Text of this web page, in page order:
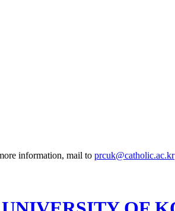
information, mail to prcuk@catholic.ac.kr